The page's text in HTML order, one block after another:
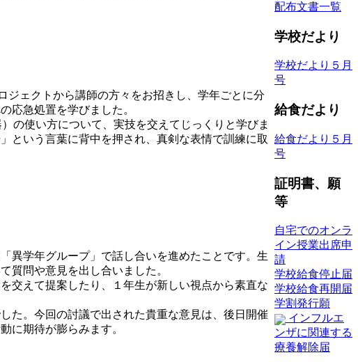
ェクトから講師の方々をお招きし、学年ごとに分
応急処置を学びました。
の使い方について、実技を交えてじっくりと学びま
という言葉に背中を押され、真剣な表情で訓練に取
異学年グループ」で話し合いを進めたことです。生
質問や意見を出し合いました。
交えて提案したり、１年生が新しい視点から素直な
た。今回の討議で出された貴重な意見は、後日開催
に期待が膨らみます。
配布文書一覧
学校だより
学校だより５月
号
給食だより
給食だより５月
号
証明書、願
等
自宅でのオンラ
イン授業出席申
請
学校給食停止届
学校給食再開届
学割発行願
インフルエ
ンザに関連する
療養解除届